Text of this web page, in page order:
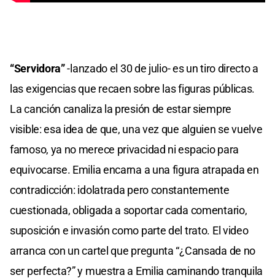
“Servidora”-lanzado el 30 de julio- es un tiro directo a
las exigencias que recaen sobre las figuras públicas.
La canción canaliza la presión de estar siempre
visible: esa idea de que, una vez que alguien se vuelve
famoso, ya no merece privacidad ni espacio para
equivocarse. Emilia encarna a una figura atrapada en
contradicción: idolatrada pero constantemente
cuestionada, obligada a soportar cada comentario,
suposición e invasión como parte del trato. El video
arranca con un cartel que pregunta “¿Cansada de no
ser perfecta?” y muestra a Emilia caminando tranquila